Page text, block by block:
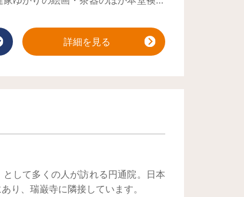
寺」、山形県山寺の「立石寺」とと
にもなっています。
に食事処やおみやげやさんもありま
詳細を見る
として多くの人が訪れる円通院。日本
り、瑞巌寺に隣接しています。